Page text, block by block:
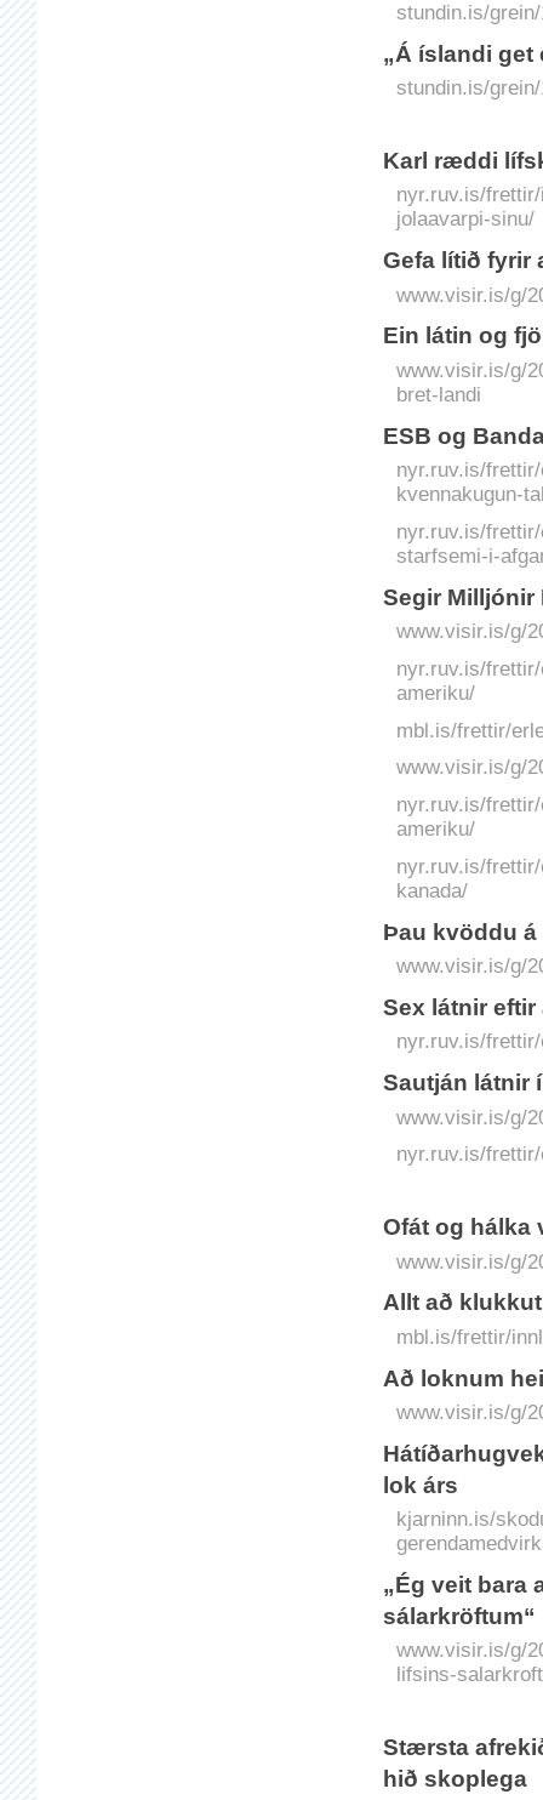
stundin.is/
„Á íslandi get
stundin.is/
Karl ræddi
nyr.ruv.is/
jolaavarpi-sinu/
Gefa lítið fyrir
www.visir.is/g/
Ein látin og
www.visir.is/g/
bret-landi
ESB og
nyr.ruv.is/
kvennakugun-
nyr.ruv.is/
starfsemi-i-
Segir Milljónir
www.visir.is/g/
nyr.ruv.is/
ameriku/
mbl.is/frettir/
www.visir.is/g/
nyr.ruv.is/
ameriku/
nyr.ruv.is/
kanada/
Þau kvöddu á
www.visir.is/g/
Sex látnir
nyr.ruv.is/
Sau­tján látnir
www.visir.is/g/
nyr.ruv.is/
Ofát og hálka
www.visir.is/g/
Allt að
mbl.is/frettir/
Að loknum
www.visir.is/g/
lok árs
kjarninn.is/
„Ég veit bara
sálarkröftum“
www.visir.is/g/
lifsins-
Stærsta
hið skoplega